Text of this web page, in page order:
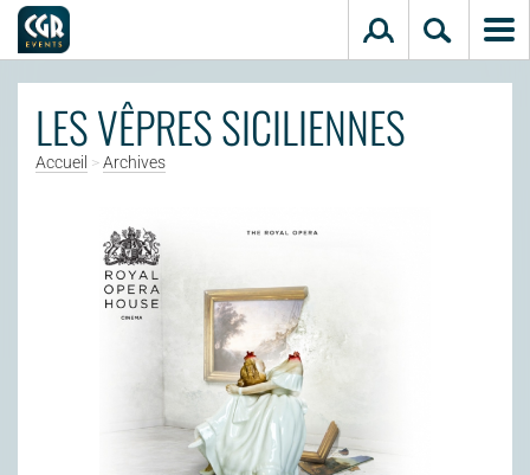
Aller au contenu principal
LES VÊPRES SICILIENNES
Accueil >Archives